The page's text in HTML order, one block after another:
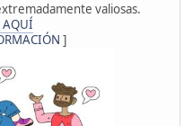
valiosas.
AQUÍ
]